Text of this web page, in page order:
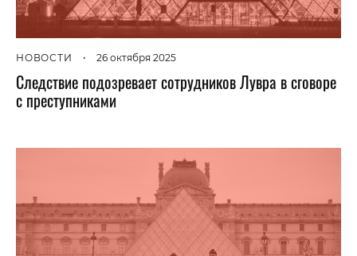
НОВОСТИ • 26 октября 2025
Следствие подозревает сотрудников Лувра в сговоре
с преступниками